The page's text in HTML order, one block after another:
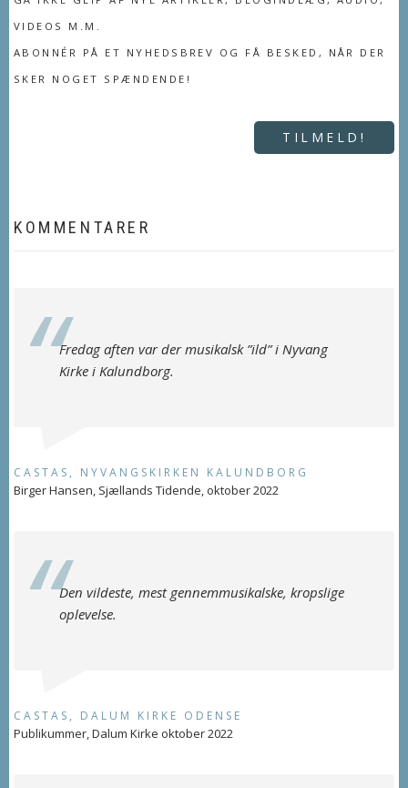
VIDEOS M.M.
ABONNÉR PÅ ET NYHEDSBREV OG FÅ BESKED, NÅR DER
SKER NOGET SPÆNDENDE!
TILMELD!
KOMMENTARER
Fredag aften var der musikalsk ”ild” i Nyvang
Kirke i Kalundborg.
CASTAS, NYVANGSKIRKEN KALUNDBORG
Birger Hansen, Sjællands Tidende, oktober 2022
Den vildeste, mest gennemmusikalske, kropslige
oplevelse.
CASTAS, DALUM KIRKE ODENSE
Publikummer, Dalum Kirke oktober 2022